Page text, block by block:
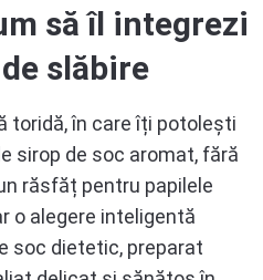
să îl integrezi
slăbire
toridă, în care îți potolești
sirop de soc aromat, fără
răsfăț pentru papilele
o alegere inteligentă
soc dietetic, preparat